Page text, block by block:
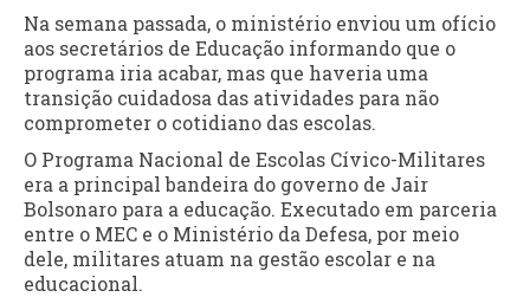
Na semana passada, o ministério enviou um ofício
aos secretários de Educação informando que o
programa iria acabar, mas que haveria uma
transição cuidadosa das atividades para não
comprometer o cotidiano das escolas.
O Programa Nacional de Escolas Cívico-Militares
era a principal bandeira do governo de Jair
Bolsonaro para a educação. Executado em parceria
entre o MEC e o Ministério da Defesa, por meio
dele, militares atuam na gestão escolar e na
educacional.